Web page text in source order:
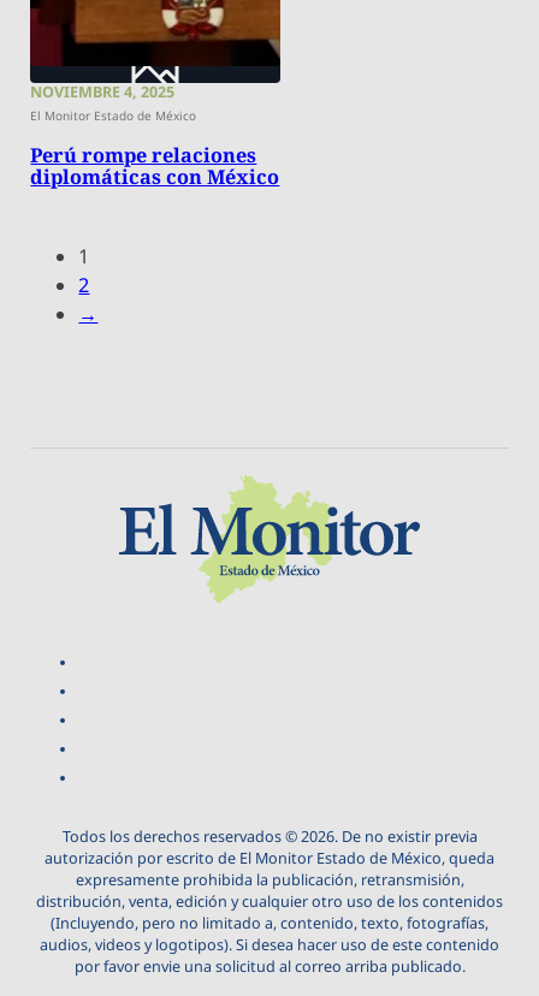
NOVIEMBRE 4, 2025
El Monitor Estado de México
Perú rompe relaciones
diplomáticas con México
1
2
→
Todos los derechos reservados © 2026. De no existir previa
autorización por escrito de El Monitor Estado de México, queda
expresamente prohibida la publicación, retransmisión,
distribución, venta, edición y cualquier otro uso de los contenidos
(Incluyendo, pero no limitado a, contenido, texto, fotografías,
audios, videos y logotipos). Si desea hacer uso de este contenido
por favor envie una solicitud al correo arriba publicado.